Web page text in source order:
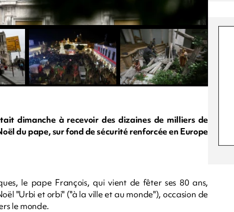
dimanche à recevoir des dizaines de milliers de
du pape, sur fond de sécurité renforcée en Europe
le pape François, qui vient de fêter ses 80 ans,
"Urbi et orbi" ("à la ville et au monde"), occasion de
le monde.